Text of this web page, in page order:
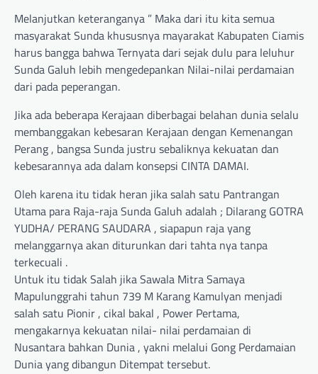
Melanjutkan keteranganya ” Maka dari itu kita semua
masyarakat Sunda khususnya mayarakat Kabupaten Ciamis
harus bangga bahwa Ternyata dari sejak dulu para leluhur
Sunda Galuh lebih mengedepankan Nilai-nilai perdamaian
dari pada peperangan.
Jika ada beberapa Kerajaan diberbagai belahan dunia selalu
membanggakan kebesaran Kerajaan dengan Kemenangan
Perang , bangsa Sunda justru sebaliknya kekuatan dan
kebesarannya ada dalam konsepsi CINTA DAMAI.
Oleh karena itu tidak heran jika salah satu Pantrangan
Utama para Raja-raja Sunda Galuh adalah ; Dilarang GOTRA
YUDHA/ PERANG SAUDARA , siapapun raja yang
melanggarnya akan diturunkan dari tahta nya tanpa
terkecuali .
Untuk itu tidak Salah jika Sawala Mitra Samaya
Mapulunggrahi tahun 739 M Karang Kamulyan menjadi
salah satu Pionir , cikal bakal , Power Pertama,
mengakarnya kekuatan nilai- nilai perdamaian di
Nusantara bahkan Dunia , yakni melalui Gong Perdamaian
Dunia yang dibangun Ditempat tersebut.